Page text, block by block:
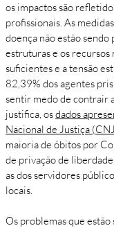
os impactos são
profissionais. As
doença não estão sendo
estruturas e os recursos
suficientes e a tensão
82,39% dos agentes
sentir medo de contrair
justifica, osdados
Nacional de Justiça
maioria de óbitos por
de privação de
as dos servidores
locais.
Os problemas que